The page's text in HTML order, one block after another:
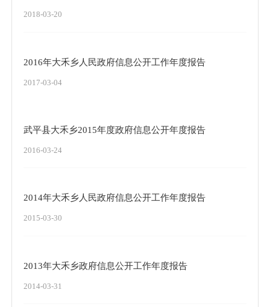
2018-03-20
2016年大禾乡人民政府信息公开工作年度报告
2017-03-04
武平县大禾乡2015年度政府信息公开年度报告
2016-03-24
2014年大禾乡人民政府信息公开工作年度报告
2015-03-30
2013年大禾乡政府信息公开工作年度报告
2014-03-31